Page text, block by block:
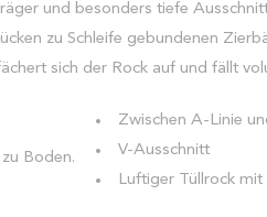
und besonders tiefe
zu Schleife gebundenen
sich der Rock auf und fällt
Boden.
Zwischen A-Linie
V-Ausschnitt
Luftiger Tüllrock